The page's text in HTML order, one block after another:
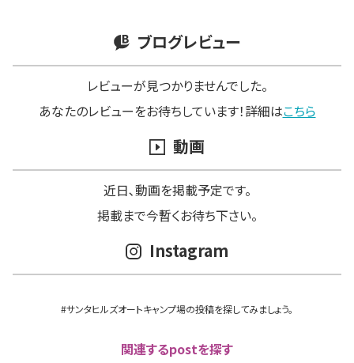
ブログレビュー
レビューが見つかりませんでした。
あなたのレビューをお待ちしています！詳細はこちら
動画
近日､動画を掲載予定です。
掲載まで今暫くお待ち下さい。
Instagram
#サンタヒルズオートキャンプ場の投稿を探してみましょう。
関連するpostを探す